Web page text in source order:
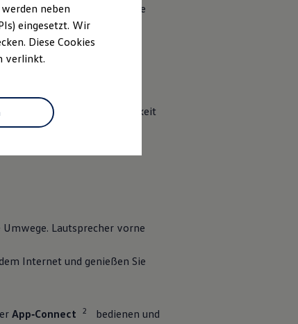
Internet und genießen Sie
Touchscree
die aktuelle Geschwindigkeit
die Navigationskarte in
Lautsprecher vorne
Internet und genießen Sie
App‑Connect 2
bedienen und
neben
eingesetzt. Wir
Diese Cookies
verlinkt.